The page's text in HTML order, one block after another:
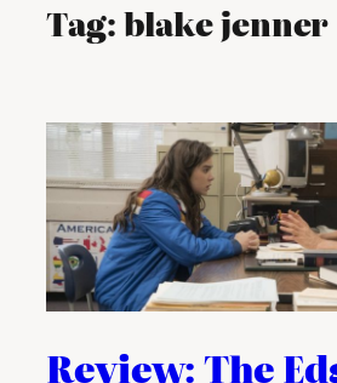
Tag:blake jenner
Review: The